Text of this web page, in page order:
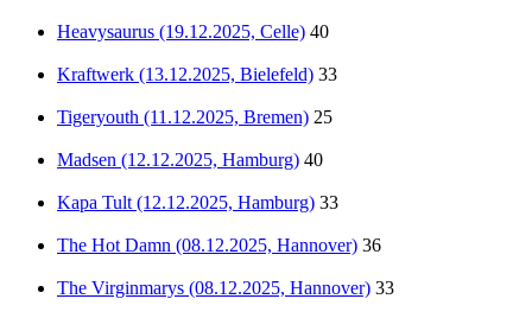
Heavysaurus (19.12.2025, Celle) 40
Kraftwerk (13.12.2025, Bielefeld) 33
Tigeryouth (11.12.2025, Bremen) 25
Madsen (12.12.2025, Hamburg) 40
Kapa Tult (12.12.2025, Hamburg) 33
The Hot Damn (08.12.2025, Hannover) 36
The Virginmarys (08.12.2025, Hannover) 33